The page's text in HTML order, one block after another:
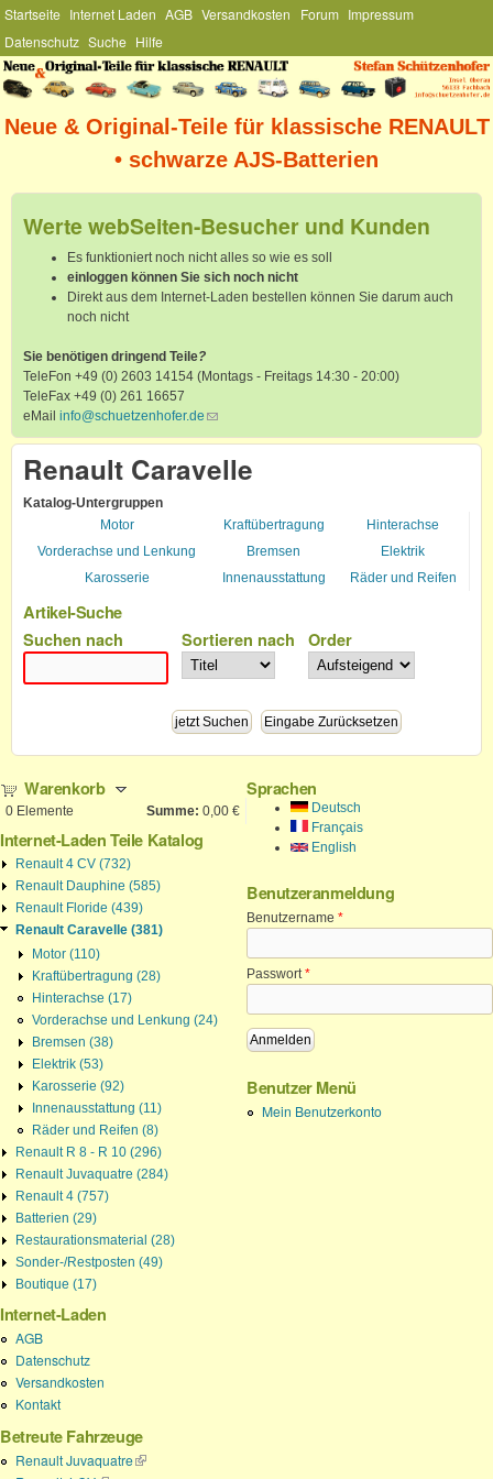
Direkt zum Inhalt
Hauptmenü
Startseite Internet Laden AGB Versandkosten Forum Impressum
Datenschutz Suche Hilfe
Stefan
Schützenhofer
Neue & Original-Teile für klassische RENAULT
• schwarze AJS-Batterien
Werte webSeiten-Besucher und Kunden
Es funktioniert noch nicht alles so wie es soll
einloggen können Sie sich noch nicht
Direkt aus dem Internet-Laden bestellen können Sie darum auch
noch nicht
Sie benötigen dringend Teile?
TeleFon +49 (0) 2603 14154 (Montags - Freitags 14:30 - 20:00)
TeleFax +49 (0) 261 16657
eMail info@schuetzenhofer.de (link sends e-mail)
Renault Caravelle
Katalog-Untergruppen
Motor
Kraftübertragung
Hinterachse
Vorderachse und Lenkung
Bremsen
Elektrik
Karosserie
Innenausstattung Räder und Reifen
Artikel-Suche
Suchen nach
Sortieren nach Order
Warenkorb
0 Elemente Summe: 0,00 €
Internet-Laden Teile Katalog
Renault 4 CV (732)
Renault Dauphine (585)
Renault Floride (439)
Renault Caravelle (381)
Motor (110)
Kraftübertragung (28)
Hinterachse (17)
Vorderachse und Lenkung (24)
Bremsen (38)
Elektrik (53)
Karosserie (92)
Innenausstattung (11)
Räder und Reifen (8)
Renault R 8 - R 10 (296)
Renault Juvaquatre (284)
Renault 4 (757)
Batterien (29)
Restaurationsmaterial (28)
Sonder-/Restposten (49)
Boutique (17)
Internet-Laden
AGB
Datenschutz
Versandkosten
Kontakt
Betreute Fahrzeuge
Renault Juvaquatre(Link ist extern)
Sprachen
Deutsch
Français
English
Benutzeranmeldung
Benutzername *
Passwort*
Benutzer Menü
Mein Benutzerkonto